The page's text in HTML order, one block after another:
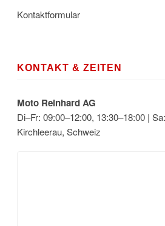
Kontaktformular
KONTAKT & ZEITEN
Moto Reinhard AG
Di–Fr: 09:00–12:00, 13:30–18:00 |
Kirchleerau, Schweiz